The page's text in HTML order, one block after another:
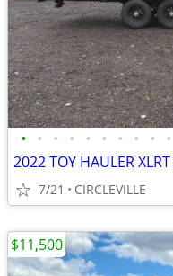
• • • • • • • • • •
2022 TOY HAULER
7/21 CIRCLEVILLE
$11,500